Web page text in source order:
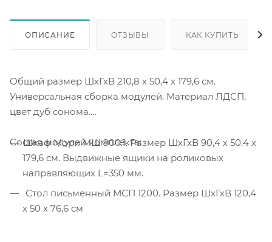
ОПИСАНИЕ ОТЗЫВЫ КАК КУПИТЬ
Общий размер ШхГхВ 210,8 х 50,4 х 179,6 см.
Универсальная сборка модулей. Материал ЛДСП,
цвет дуб сонома.
Состав модулей комплекта:
Шкаф Мори МШ 900.1. Размер ШхГхВ 90,4 х 50,4 х
179,6 см. Выдвижные ящики на роликовых
направляющих L=350 мм.
х 50 х 76,6 см